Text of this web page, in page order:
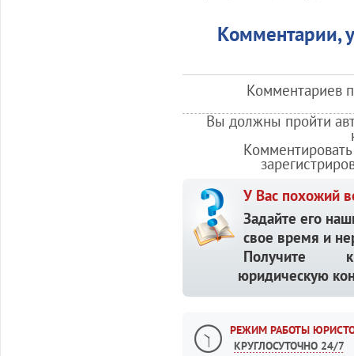
Комментарии,
Комментариев
Вы должны пройти
У Вас похожий
Задайте его
свое время и
Получите
юридическую
РЕЖИМ РАБОТЫ
КРУГЛОСУТОЧНО 24/7